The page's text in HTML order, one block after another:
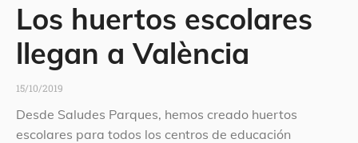
Los huertos escolares
llegan a València
15/10/2019
Desde Saludes Parques, hemos creado huertos
escolares para todos los centros de educación